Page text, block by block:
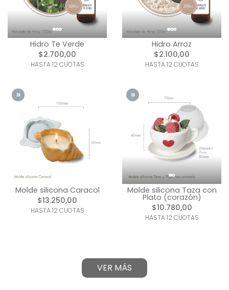
Hidro Te Verde
$2.700,00
HASTA 12 CUOTAS
Hidro Arroz
$2.100,00
HASTA 12 CUOTAS
Molde silicona Caracol
$13.250,00
HASTA 12 CUOTAS
Molde silicona Taza con
Plato (corazón)
$10.780,00
HASTA 12 CUOTAS
VER MÁS